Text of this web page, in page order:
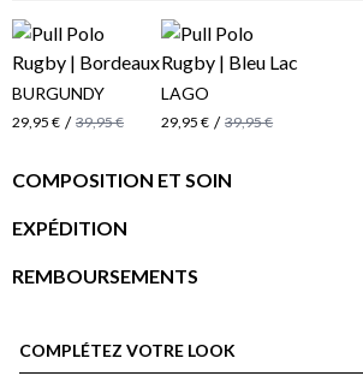
BURGUNDY
29,95 € / 39,95 €
LAGO
29,95 € / 39,95 €
COMPOSITION ET SOIN
EXPÉDITION
REMBOURSEMENTS
COMPLÉTEZ VOTRE LOOK